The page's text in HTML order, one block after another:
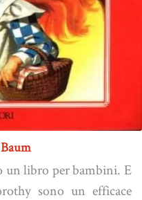
un libro per bambini. E
sono un efficace